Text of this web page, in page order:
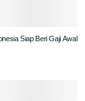
Siap Beri Gaji Awal